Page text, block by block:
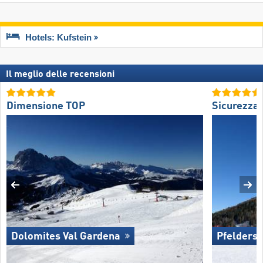
Hotels: Kufstein
Il meglio delle recensioni
Dimensione TOP
Dolomites Val Gardena
Sicurezza
Pfelders